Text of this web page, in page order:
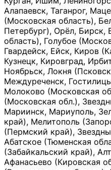
Алапаевск, Таганрог,
(Московская область),
Петербург), Орёл, Бирск,
область), Голубое
Гвардейск, Ейск, Киров
Кузнецк, Кировград,
Ноябрьск, Локня
Междуреченск,
Молоково (Московская
(Московская обл.),
Мариинск, Мариуполь,
край), Мелитополь
(Пермский край),
Абатское (Тюменская
(Забайкальский край),
Афанасьево (Кировская